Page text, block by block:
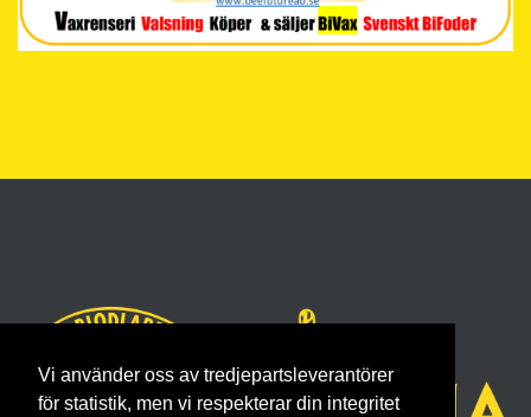
Vi använder oss av tredjepartsleverantörer
för statistik, men vi respekterar din integritet